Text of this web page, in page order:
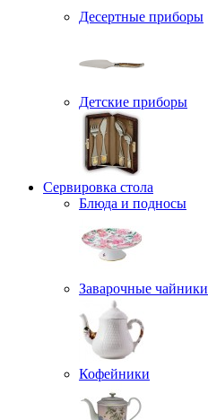
Десертные приборы
Детские приборы
Сервировка стола
Блюда и подносы
Заварочные чайники
Кофейники